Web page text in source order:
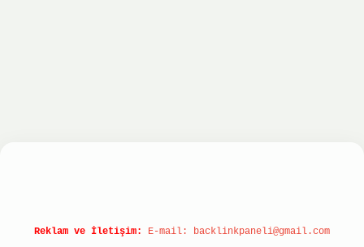
Reklam ve İletişim: E-mail: backlinkpaneli@gmail.com